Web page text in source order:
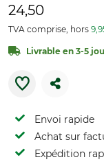
24,50
TVA comprise, hors
Livrable en 3-5
Envoi rapide
Achat sur
Expédition